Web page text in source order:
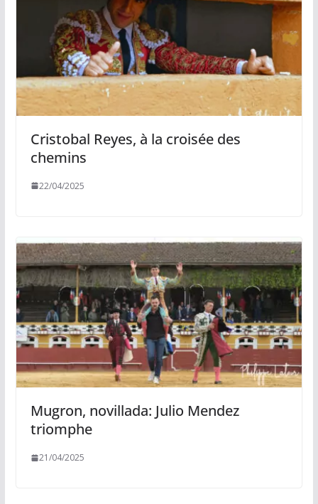
Cristobal Reyes, à la croisée des
chemins
22/04/2025
Mugron, novillada: Julio Mendez
triomphe
21/04/2025